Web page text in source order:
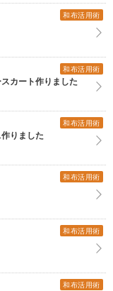
和布活用術
和布活用術
カート作りました
和布活用術
りました
和布活用術
和布活用術
和布活用術